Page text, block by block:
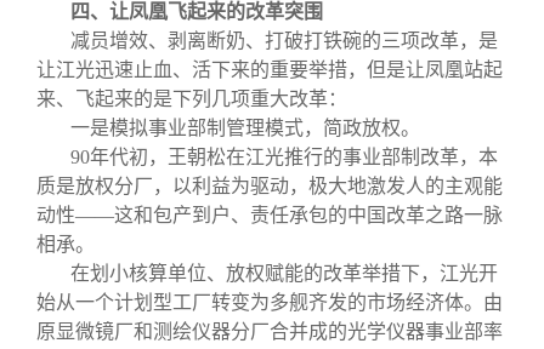
四、让凤凰飞起来的改革突围
减员增效、剥离断奶、打破打铁碗的三项改革，是
让江光迅速止血、活下来的重要举措，但是让凤凰站起
来、飞起来的是下列几项重大改革：
一是模拟事业部制管理模式，简政放权。
90年代初，王朝松在江光推行的事业部制改革，本
质是放权分厂，以利益为驱动，极大地激发人的主观能
动性——这和包产到户、责任承包的中国改革之路一脉
相承。
在划小核算单位、放权赋能的改革举措下，江光开
始从一个计划型工厂转变为多舰齐发的市场经济体。由
原显微镜厂和测绘仪器分厂合并成的光学仪器事业部率